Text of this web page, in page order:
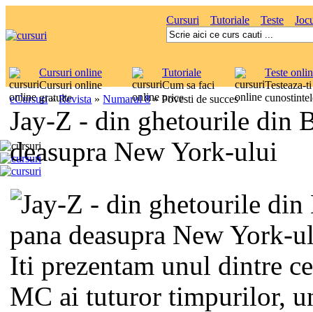
Cursuri Tutoriale Teste
Cursuri online
Cursuri online
gratuite
Tutoriale
Cum sa faci
orice
Teste
Testeaza-ti
eCursuri»Revista »Numarul 8»Povesti de succes
Jay-Z - din ghetourile din
deasupra New York-ului
Iti prezentam unul dintre
MC ai tuturor timpurilor,